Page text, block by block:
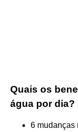
Quais os
água por dia?
6 mudanças